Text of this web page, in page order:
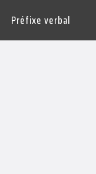
Préfixe verbal